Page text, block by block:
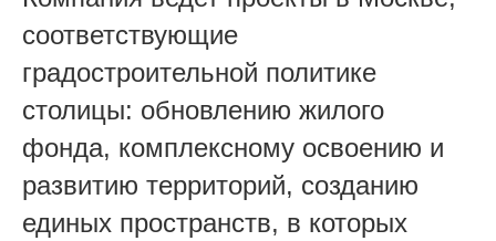
соответствующие
градостроительной политике
столицы: обновлению жилого
фонда, комплексному освоению и
развитию территорий, созданию
единых пространств, в которых